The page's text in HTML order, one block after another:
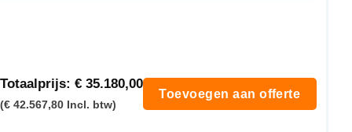
Totaalprijs: € 35.180,00
(€ 42.567,80 Incl. btw)
Toevoegen aan offerte